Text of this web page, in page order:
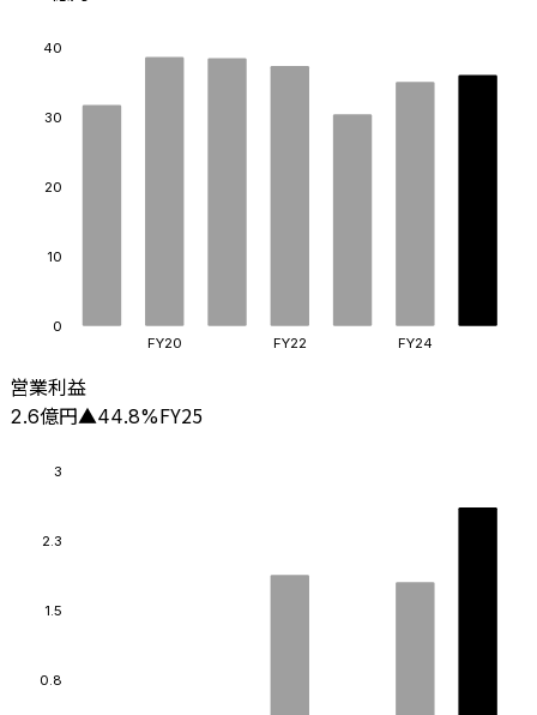
0
10
20
30
40
FY20 FY22 FY24
営業利益
2.6億円▲44.8%FY25
0.8
1.5
2.3
3